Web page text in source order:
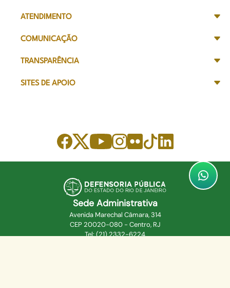
ATENDIMENTO
COMUNICAÇÃO
TRANSPARÊNCIA
SITES DE APOIO
Sede Administrativa
Avenida Marechal Câmara, 314
CEP 20020-080 - Centro, RJ
Tel: (21) 2332-6224